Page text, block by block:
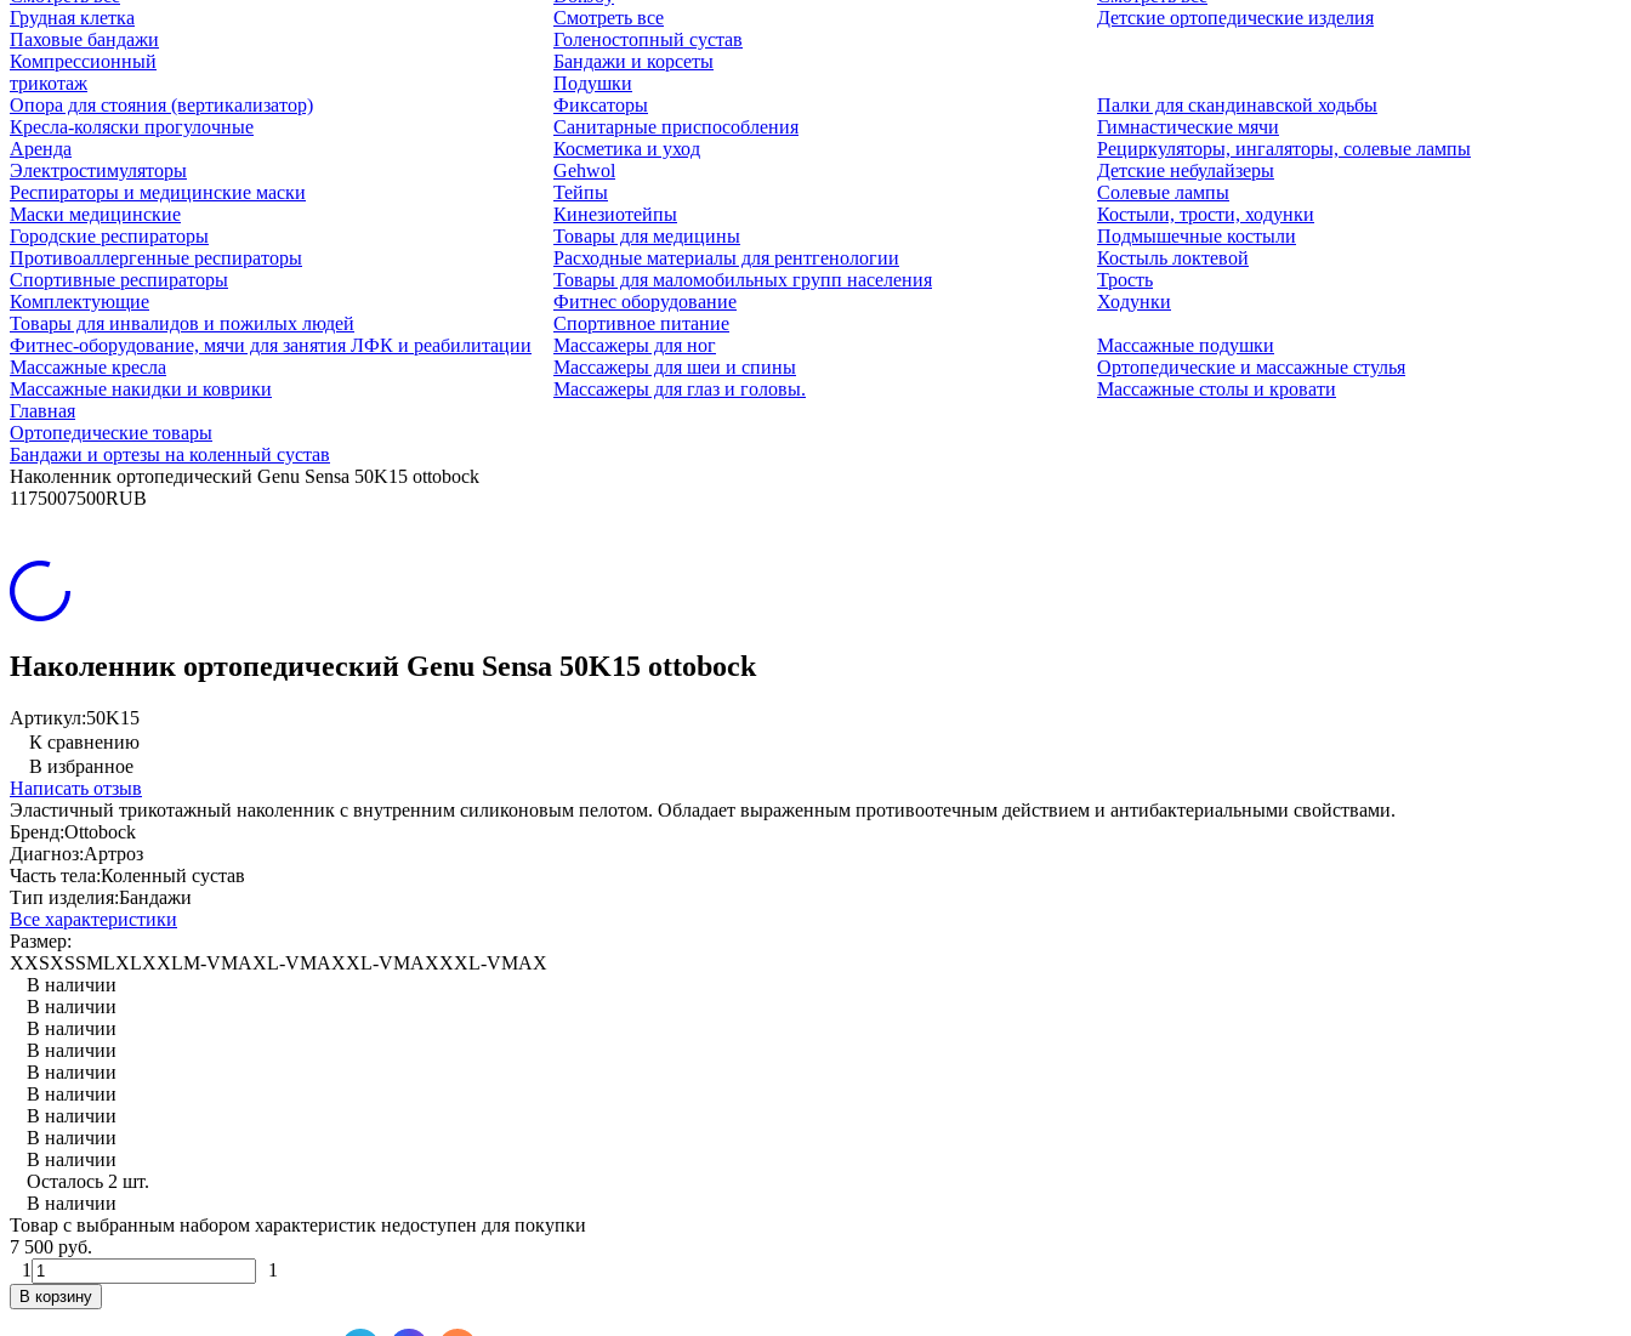
Грудная клетка
Паховые бандажи
Смотреть все
Голеностопный сустав
Детские ортопедические изделия
Компрессионный
трикотаж
Бандажи и корсеты
Подушки
Опора для стояния (вертикализатор)
Кресла-коляски прогулочные
Аренда
Электростимуляторы
Респираторы и медицинские маски
Маски медицинские
Городские респираторы
Противоаллергенные респираторы
Спортивные респираторы
Комплектующие
Товары для инвалидов и пожилых людей
Фиксаторы
Санитарные приспособления
Косметика и уход
Gehwol
Тейпы
Кинезиотейпы
Товары для медицины
Расходные материалы для рентгенологии
Товары для маломобильных групп населения
Фитнес оборудование
Спортивное питание
Палки для скандинавской ходьбы
Гимнастические мячи
Рециркуляторы, ингаляторы, солевые лампы
Детские небулайзеры
Солевые лампы
Костыли, трости, ходунки
Подмышечные костыли
Костыль локтевой
Трость
Ходунки
Фитнес-оборудование, мячи для занятия ЛФК и реабилитации
Массажные кресла
Массажные накидки и коврики
Массажеры для ног
Массажеры для шеи и спины
Массажеры для глаз и головы.
Массажные подушки
Ортопедические и массажные стулья
Массажные столы и кровати
Главная
Ортопедические товары
Бандажи и ортезы на коленный сустав
Наколенник ортопедический Genu Sensa 50K15 ottobock
11 75007500RUB
Наколенник ортопедический Genu Sensa 50K15 ottobock
Артикул:50K15
К сравнению
В избранное
Написать отзыв
Эластичный трикотажный наколенник с внутренним силиконовым пелотом. Обладает выраженным противоотечным действием и антибактериальными свойствами.
Бренд:Ottobock
Диагноз:Артроз
Часть тела:Коленный сустав
Тип изделия:Бандажи
Все характеристики
Размер:
XXSXSSMLXLXXLM-VMAXL-VMAXXL-VMAXXXL-VMAX
В наличии
В наличии
В наличии
В наличии
В наличии
В наличии
В наличии
В наличии
В наличии
Осталось 2 шт.
В наличии
Товар с выбранным набором характеристик недоступен для покупки
7 500 руб.
1
1
В корзину